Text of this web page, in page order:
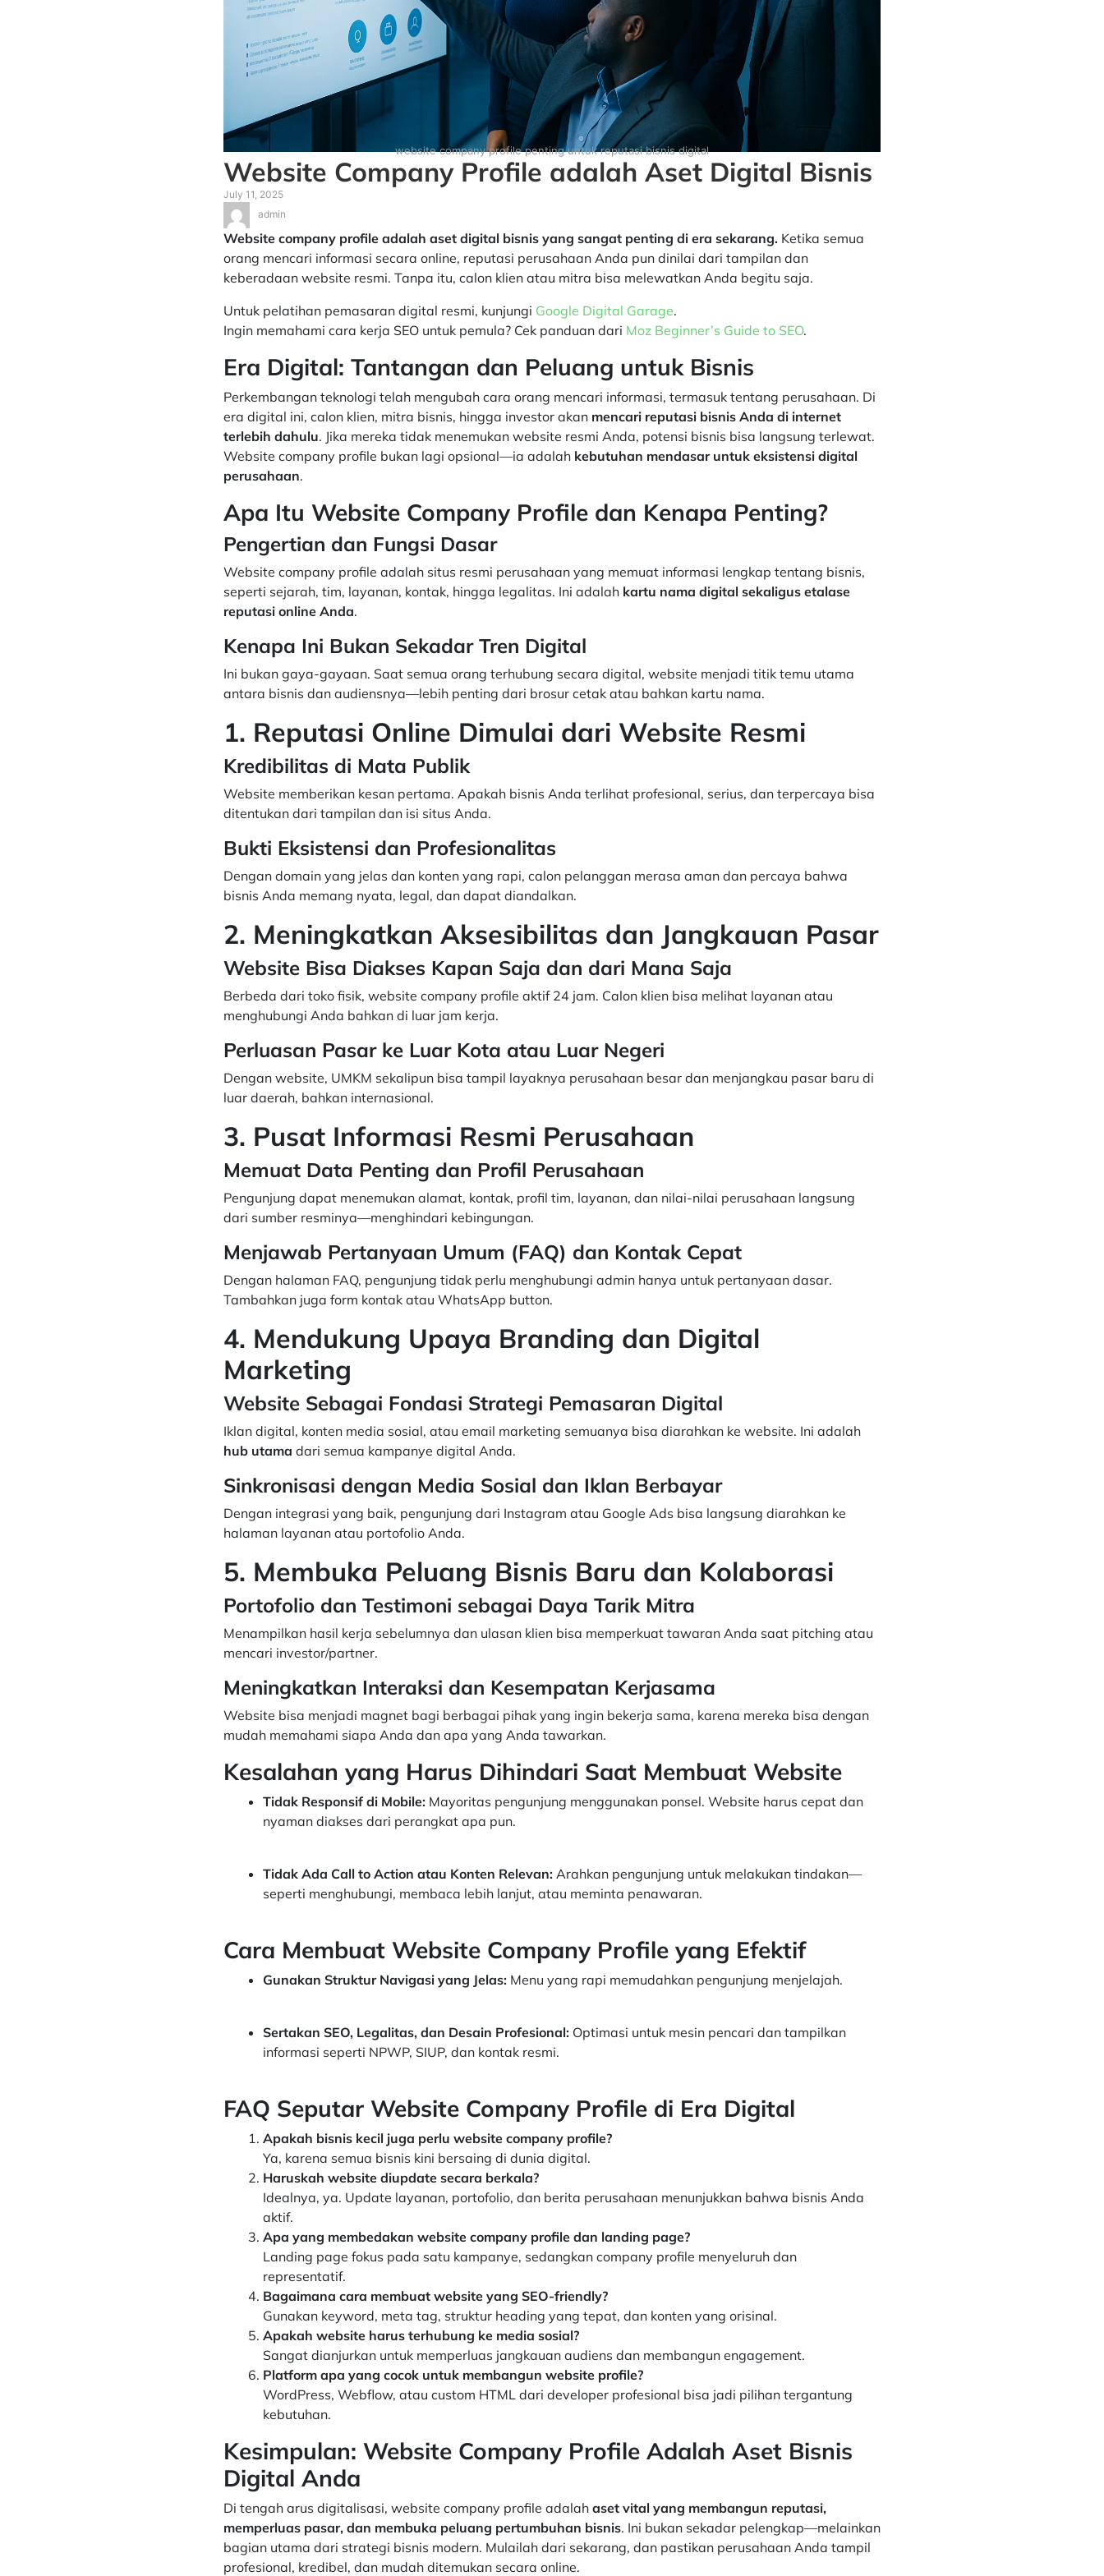
website company profile penting untuk reputasi bisnis digital
Website Company Profile adalah Aset Digital Bisnis
July 11, 2025
admin
Website company profile adalah aset digital bisnis yang sangat penting di era sekarang. Ketika semua
orang mencari informasi secara online, reputasi perusahaan Anda pun dinilai dari tampilan dan
keberadaan website resmi. Tanpa itu, calon klien atau mitra bisa melewatkan Anda begitu saja.
Untuk pelatihan pemasaran digital resmi, kunjungi Google Digital Garage.
Ingin memahami cara kerja SEO untuk pemula? Cek panduan dari Moz Beginner’s Guide to SEO.
Era Digital: Tantangan dan Peluang untuk Bisnis
Perkembangan teknologi telah mengubah cara orang mencari informasi, termasuk tentang perusahaan. Di
era digital ini, calon klien, mitra bisnis, hingga investor akan mencari reputasi bisnis Anda di internet
terlebih dahulu. Jika mereka tidak menemukan website resmi Anda, potensi bisnis bisa langsung terlewat.
Website company profile bukan lagi opsional—ia adalah kebutuhan mendasar untuk eksistensi digital
perusahaan.
Apa Itu Website Company Profile dan Kenapa Penting?
Pengertian dan Fungsi Dasar
Website company profile adalah situs resmi perusahaan yang memuat informasi lengkap tentang bisnis,
seperti sejarah, tim, layanan, kontak, hingga legalitas. Ini adalah kartu nama digital sekaligus etalase
reputasi online Anda.
Kenapa Ini Bukan Sekadar Tren Digital
Ini bukan gaya-gayaan. Saat semua orang terhubung secara digital, website menjadi titik temu utama
antara bisnis dan audiensnya—lebih penting dari brosur cetak atau bahkan kartu nama.
1. Reputasi Online Dimulai dari Website Resmi
Kredibilitas di Mata Publik
Website memberikan kesan pertama. Apakah bisnis Anda terlihat profesional, serius, dan terpercaya bisa
ditentukan dari tampilan dan isi situs Anda.
Bukti Eksistensi dan Profesionalitas
Dengan domain yang jelas dan konten yang rapi, calon pelanggan merasa aman dan percaya bahwa
bisnis Anda memang nyata, legal, dan dapat diandalkan.
2. Meningkatkan Aksesibilitas dan Jangkauan Pasar
Website Bisa Diakses Kapan Saja dan dari Mana Saja
Berbeda dari toko fisik, website company profile aktif 24 jam. Calon klien bisa melihat layanan atau
menghubungi Anda bahkan di luar jam kerja.
Perluasan Pasar ke Luar Kota atau Luar Negeri
Dengan website, UMKM sekalipun bisa tampil layaknya perusahaan besar dan menjangkau pasar baru di
luar daerah, bahkan internasional.
3. Pusat Informasi Resmi Perusahaan
Memuat Data Penting dan Profil Perusahaan
Pengunjung dapat menemukan alamat, kontak, profil tim, layanan, dan nilai-nilai perusahaan langsung
dari sumber resminya—menghindari kebingungan.
Menjawab Pertanyaan Umum (FAQ) dan Kontak Cepat
Dengan halaman FAQ, pengunjung tidak perlu menghubungi admin hanya untuk pertanyaan dasar.
Tambahkan juga form kontak atau WhatsApp button.
4. Mendukung Upaya Branding dan Digital
Marketing
Website Sebagai Fondasi Strategi Pemasaran Digital
Iklan digital, konten media sosial, atau email marketing semuanya bisa diarahkan ke website. Ini adalah
hub utama dari semua kampanye digital Anda.
Sinkronisasi dengan Media Sosial dan Iklan Berbayar
Dengan integrasi yang baik, pengunjung dari Instagram atau Google Ads bisa langsung diarahkan ke
halaman layanan atau portofolio Anda.
5. Membuka Peluang Bisnis Baru dan Kolaborasi
Portofolio dan Testimoni sebagai Daya Tarik Mitra
Menampilkan hasil kerja sebelumnya dan ulasan klien bisa memperkuat tawaran Anda saat pitching atau
mencari investor/partner.
Meningkatkan Interaksi dan Kesempatan Kerjasama
Website bisa menjadi magnet bagi berbagai pihak yang ingin bekerja sama, karena mereka bisa dengan
mudah memahami siapa Anda dan apa yang Anda tawarkan.
Kesalahan yang Harus Dihindari Saat Membuat Website
Tidak Responsif di Mobile: Mayoritas pengunjung menggunakan ponsel. Website harus cepat dan
nyaman diakses dari perangkat apa pun.
Tidak Ada Call to Action atau Konten Relevan: Arahkan pengunjung untuk melakukan tindakan—
seperti menghubungi, membaca lebih lanjut, atau meminta penawaran.
Cara Membuat Website Company Profile yang Efektif
Gunakan Struktur Navigasi yang Jelas: Menu yang rapi memudahkan pengunjung menjelajah.
Sertakan SEO, Legalitas, dan Desain Profesional: Optimasi untuk mesin pencari dan tampilkan
informasi seperti NPWP, SIUP, dan kontak resmi.
FAQ Seputar Website Company Profile di Era Digital
Apakah bisnis kecil juga perlu website company profile?
Ya, karena semua bisnis kini bersaing di dunia digital.
Haruskah website diupdate secara berkala?
Idealnya, ya. Update layanan, portofolio, dan berita perusahaan menunjukkan bahwa bisnis Anda
aktif.
Apa yang membedakan website company profile dan landing page?
Landing page fokus pada satu kampanye, sedangkan company profile menyeluruh dan
representatif.
Bagaimana cara membuat website yang SEO-friendly?
Gunakan keyword, meta tag, struktur heading yang tepat, dan konten yang orisinal.
Apakah website harus terhubung ke media sosial?
Sangat dianjurkan untuk memperluas jangkauan audiens dan membangun engagement.
Platform apa yang cocok untuk membangun website profile?
WordPress, Webflow, atau custom HTML dari developer profesional bisa jadi pilihan tergantung
kebutuhan.
Kesimpulan: Website Company Profile Adalah Aset Bisnis
Digital Anda
Di tengah arus digitalisasi, website company profile adalah aset vital yang membangun reputasi,
memperluas pasar, dan membuka peluang pertumbuhan bisnis. Ini bukan sekadar pelengkap—melainkan
bagian utama dari strategi bisnis modern. Mulailah dari sekarang, dan pastikan perusahaan Anda tampil
profesional, kredibel, dan mudah ditemukan secara online.